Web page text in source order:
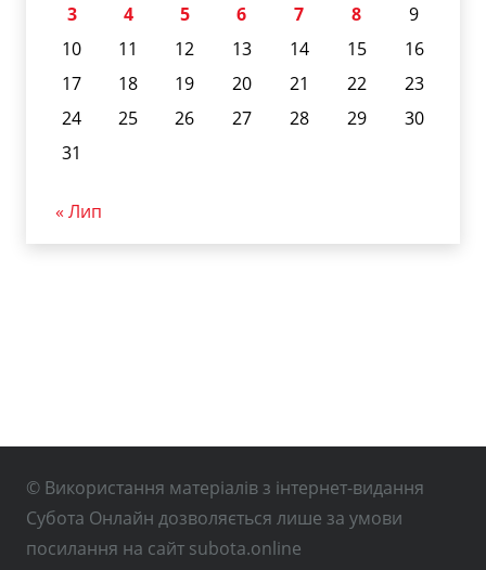
3
4 5 6 7 8
9
10
11 12 13 14 15
16
17
18 19 20 21 22
23
24
25 26 27 28 29
30
31
« Лип
© Використання матеріалів з інтернет-видання
Субота Онлайн дозволяється лише за умови
посилання на сайт subota.online